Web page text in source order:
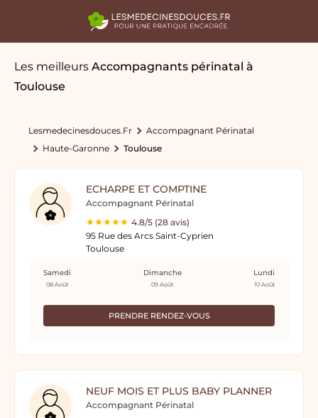
Les meilleurs Accompagnants périnatal à
Toulouse
Lesmedecinesdouces.fr
Accompagnant Périnatal
Haute-Garonne
Toulouse
ECHARPE ET COMPTINE
Accompagnant Périnatal
4.8/5 (28 avis)
95 Rue des Arcs Saint-Cyprien
Toulouse
PRENDRE RENDEZ-VOUS
Samedi
08 Août
Dimanche
09 Août
Lundi
10 Août
NEUF MOIS ET PLUS BABY PLANNER
Accompagnant Périnatal